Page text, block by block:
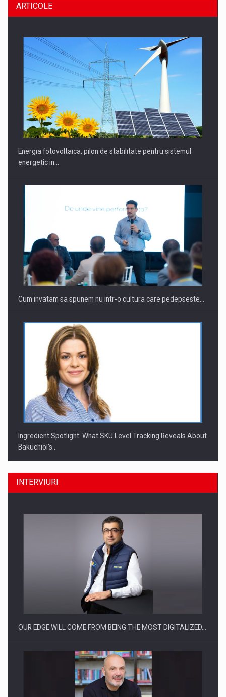
CEO Conference - Shaping The Future - Technology and…
Webinar - Business Evolution-RETHINK STRATEGY-Finantare
Investitii Digitalizare
ARTICOLE
Energia fotovoltaica, pilon de stabilitate pentru sistemul
energetic in…
Cum invatam sa spunem nu intr-o cultura care pedepseste…
Ingredient Spotlight: What SKU Level Tracking Reveals About
Bakuchiol's…
Producatorii si comerciantii care nu se supun noilor
INTERVIURI
OUR EDGE WILL COME FROM BEING THE MOST DIGITALIZED…